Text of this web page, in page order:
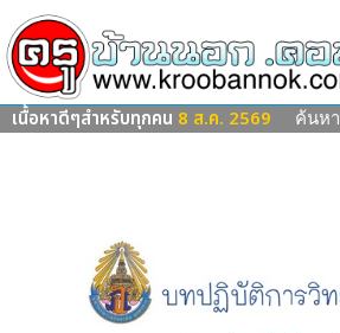
เนื้อหาดีๆสำหรับทุกคน 8 ส.ค. 2569 ค้นหา